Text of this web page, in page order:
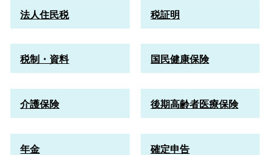
法人住民税 税証明
税制・資料 国民健康保険
介護保険 後期高齢者医療保険
年金 確定申告